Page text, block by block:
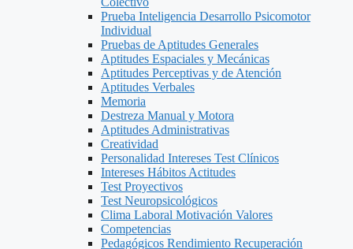
Prueba Inteligencia Desarrollo Psicomotor
Individual
Pruebas de Aptitudes Generales
Aptitudes Espaciales y Mecánicas
Aptitudes Perceptivas y de Atención
Aptitudes Verbales
Memoria
Destreza Manual y Motora
Aptitudes Administrativas
Creatividad
Personalidad Intereses Test Clínicos
Intereses Hábitos Actitudes
Test Proyectivos
Test Neuropsicológicos
Clima Laboral Motivación Valores
Competencias
Pedagógicos Rendimiento Recuperación